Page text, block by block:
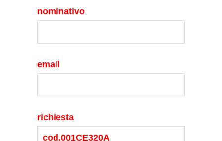
nominativo
email
richiesta